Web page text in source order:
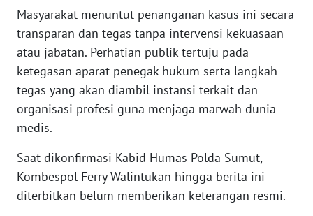
Masyarakat menuntut penanganan kasus ini secara
transparan dan tegas tanpa intervensi kekuasaan
atau jabatan. Perhatian publik tertuju pada
ketegasan aparat penegak hukum serta langkah
tegas yang akan diambil instansi terkait dan
organisasi profesi guna menjaga marwah dunia
medis.
Saat dikonfirmasi Kabid Humas Polda Sumut,
Kombespol Ferry Walintukan hingga berita ini
diterbitkan belum memberikan keterangan resmi.
WN
JOGJA
WN
JATIM
BALI